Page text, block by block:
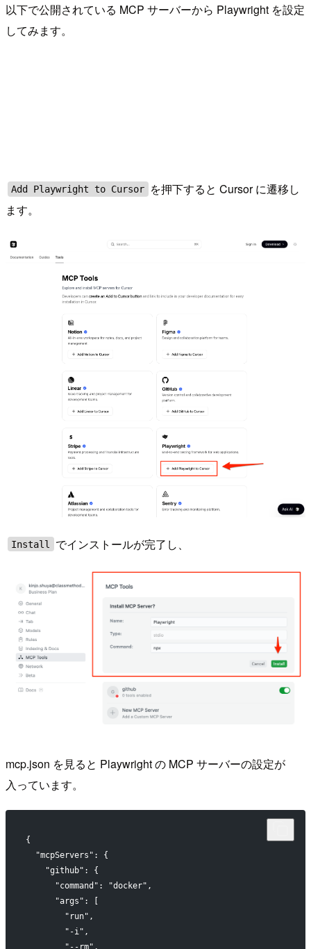
以下で公開されている MCP サーバーから Playwright を設定
してみます。
Add Playwright to Cursor
を押下すると Cursor に遷移し
ます。
Install でインストールが完了し、
mcp.json を見ると Playwright の MCP サーバーの設定が
入っています。
{
  "mcpServers": {
    "github": {
      "command": "docker",
      "args": [
        "run",
        "-i",
        "--rm",